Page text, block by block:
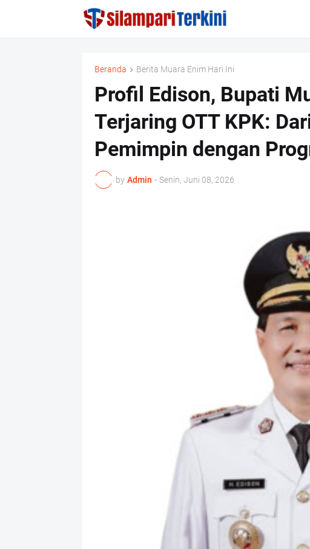
Beranda Berita Muara Enim Hari Ini
Profil Edison, Bupati
Terjaring OTT KPK:
Pemimpin dengan
by Admin - Senin, Juni 08, 2026